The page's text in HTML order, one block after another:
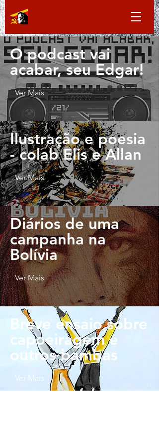
O podcast vai
acabar, seu Edgar!
Ver Mais
Ilustração e poesia
- colab Elis e Allan
Ver Mais
Diários de uma
campanha na
Bolívia
Ver Mais
Breve ensaio sobre
capoeiragem e
outros bambas
Ver Mais